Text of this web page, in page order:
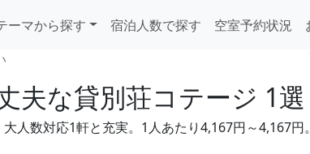
ーマから探す 宿泊人数で探す 空室予約状況
夫な貸別荘コテージ 1選
人数対応1軒と充実。1人あたり4,167円～4,167